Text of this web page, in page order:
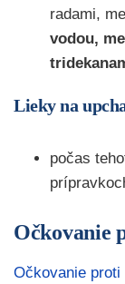
radami,
vodou,
Lieky na
počas
Očkovanie
Očkovanie